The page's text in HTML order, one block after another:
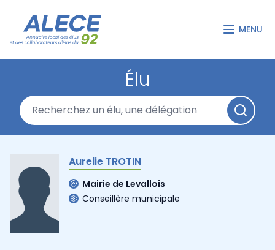
MENU
Élu
Aurelie TROTIN
Mairie de Levallois
Conseillère municipale